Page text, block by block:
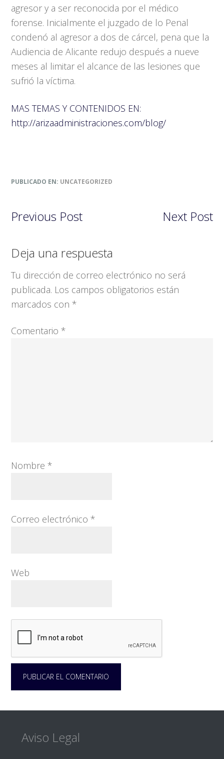
agresor y a ser reconocida por el médico
forense. Inicialmente el juzgado de lo Penal
condenó al agresor a dos de cárcel, pena que la
Audiencia de Alicante redujo después a nueve
meses al limitar el alcance de las lesiones que
sufrió la víctima.
MAS TEMAS Y CONTENIDOS EN:
http://arizaadministraciones.com/blog/
PUBLICADO EN: UNCATEGORIZED
Previous Post Next Post
Interacciones
con
los
lectores
Deja una respuesta
Tu dirección de correo electrónico no será
publicada. Los campos obligatorios están
marcados con*
Comentario*
Nombre*
Correo electrónico*
Web
Footer
Aviso Legal